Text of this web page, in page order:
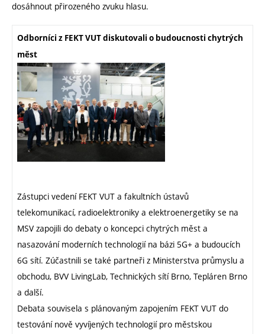
dosáhnout přirozeného zvuku hlasu.
Odborníci z FEKT VUT diskutovali o budoucnosti chytrých
měst
Zástupci vedení FEKT VUT a fakultních ústavů
telekomunikací, radioelektroniky a elektroenergetiky se na
MSV zapojili do debaty o koncepci chytrých měst a
nasazování moderních technologií na bázi 5G+ a budoucích
6G sítí. Zúčastnili se také partneři z Ministerstva průmyslu a
obchodu, BVV LivingLab, Technických sítí Brno, Tepláren Brno
a další.
Debata souvisela s plánovaným zapojením FEKT VUT do
testování nově vyvíjených technologií pro městskou